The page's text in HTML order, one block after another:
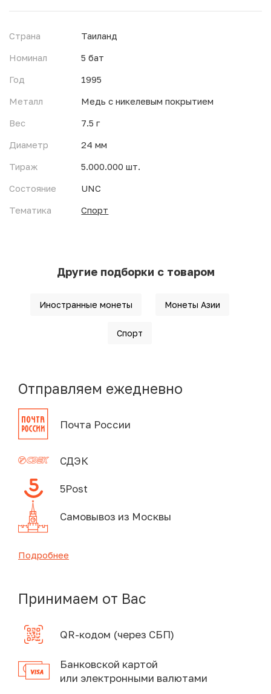
Страна
Таиланд
Номинал
5 бат
Год
1995
Металл
Медь с никелевым покрытием
Вес
7.5 г
Диаметр
24 мм
Тираж
5.000.000 шт.
Состояние
UNC
Тематика
Спорт
Другие подборки с товаром
Иностранные монеты Монеты Азии
Спорт
Отправляем ежедневно
Почта России
СДЭК
5Post
Самовывоз из Москвы
Подробнее
Принимаем от Вас
QR-кодом (через СБП)
Банковской картой
или электронными валютами